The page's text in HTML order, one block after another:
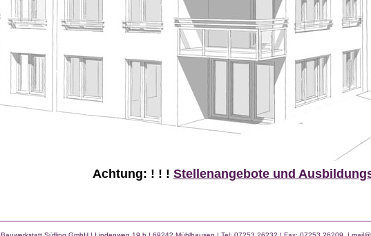
Achtung: ! ! ! Stellenangebote und